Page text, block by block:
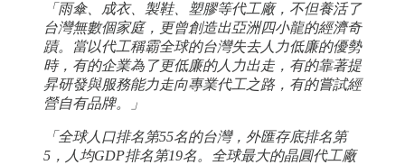
「雨傘、成衣、製鞋、塑膠等代工廠，不但養活了
台灣無數個家庭，更曾創造出亞洲四小龍的經濟奇
蹟。當以代工稱霸全球的台灣失去人力低廉的優勢
時，有的企業為了更低廉的人力出走，有的靠著提
昇研發與服務能力走向專業代工之路，有的嘗試經
營自有品牌。」
「全球人口排名第55名的台灣，外匯存底排名第
5，人均GDP排名第19名。全球最大的晶圓代工廠